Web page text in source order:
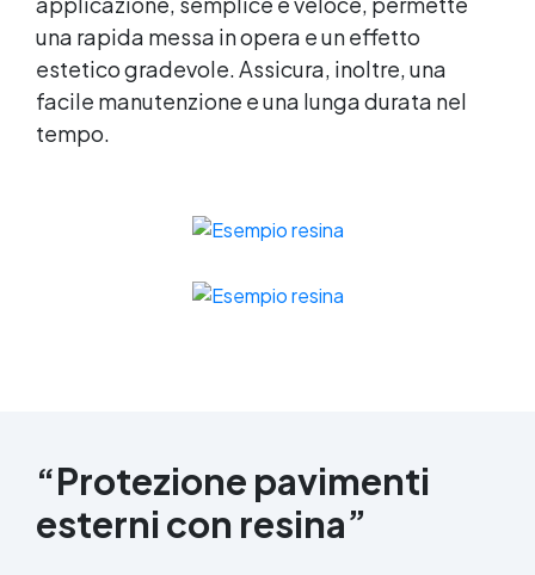
una rapida messa in opera e un effetto
estetico gradevole. Assicura, inoltre, una
facile manutenzione e una lunga durata nel
tempo.
“Protezione pavimenti
esterni con resina”